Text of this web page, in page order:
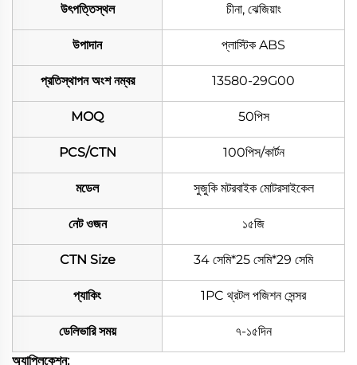
উৎপত্তিস্থল
চীনা, ঝেজিয়াং
উপাদান প্লাস্টিক ABS
প্রতিস্থাপন অংশ নম্বর 13580-29G00
MOQ 50পিস
PCS/CTN 100পিস/কার্টন
মডেল সুজুকি মটরবাইক মোটরসাইকেল
নেট ওজন ১৫জি
CTN Size 34 সেমি*25 সেমি*29 সেমি
প্যাকিং 1PC থ্রটল পজিশন সেন্সর
ডেলিভারি সময়
৭-১৫দিন
অ্যাপ্লিকেশন: